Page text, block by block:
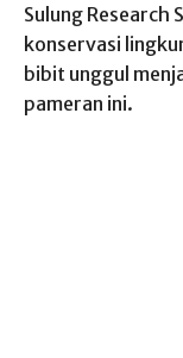
Sulung
konservasi
bibit unggul
pameran ini.